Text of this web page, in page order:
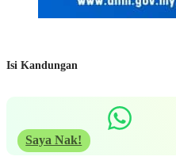
Isi Kandungan
Saya Nak!